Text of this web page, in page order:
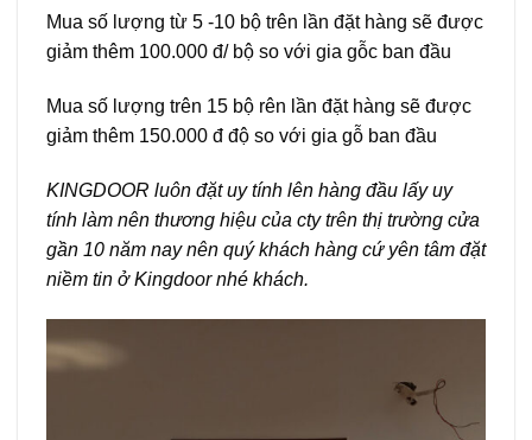
Mua số lượng từ 5 -10 bộ trên lần đặt hàng sẽ được
giảm thêm 100.000 đ/ bộ so với gia gỗc ban đầu
Mua số lượng trên 15 bộ rên lần đặt hàng sẽ được
giảm thêm 150.000 đ độ so với gia gỗ ban đầu
KINGDOOR luôn đặt uy tính lên hàng đầu lấy uy
tính làm nên thương hiệu của cty trên thị trường cửa
gần 10 năm nay nên quý khách hàng cứ yên tâm đặt
niềm tin ở Kingdoor nhé khách.